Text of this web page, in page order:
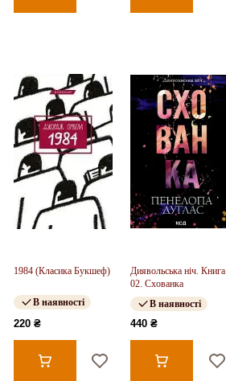
1984 (Класика Букшеф)
В наявності
220 ₴
Диявольська ніч. Книга
02. Схованка
В наявності
440 ₴